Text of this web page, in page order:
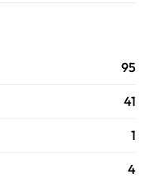
95
41
1
4